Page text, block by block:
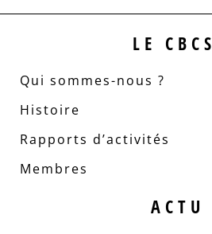
LE CBCS
Qui sommes-nous ?
Histoire
Rapports d’activités
Membres
ACTU